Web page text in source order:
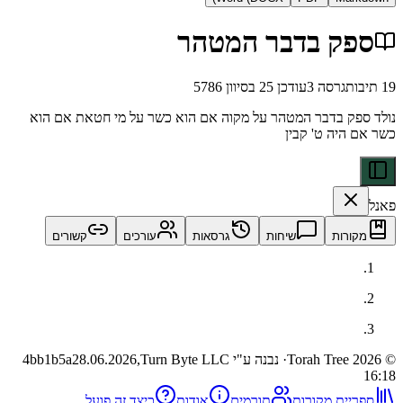
בדבר המטהר
גרסה 3עודכן 25 בסיוון 5786
בדבר המטהר על מקוה אם הוא כשר על מי חטאת אם הוא
ט' קבין
שיחות גרסאות עורכים קשורים
· נבנה ע"י Turn Byte LLC 4bb1b5a28.06.2026,